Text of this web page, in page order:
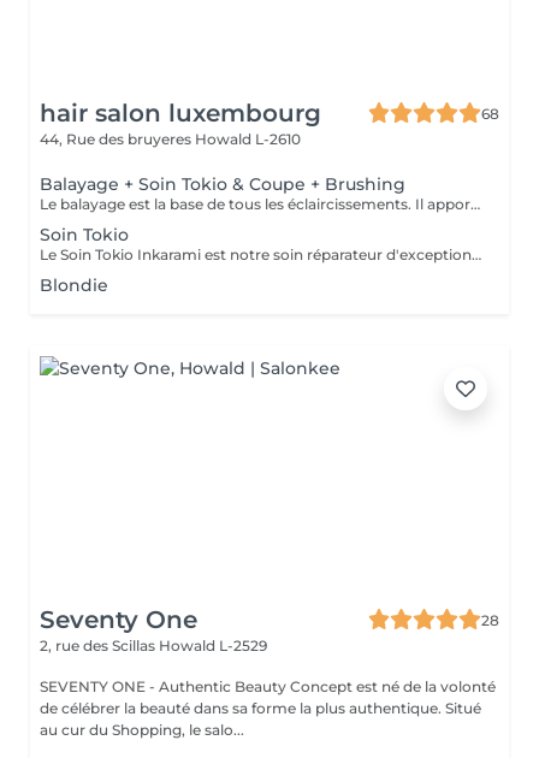
hair salon luxembourg
68
44, Rue des bruyeres Howald L-2610
Balayage + Soin Tokio & Coupe + Brushing
Le balayage est la base de tous les éclaircissements. Il apporte lumière et profondeur grâce à un fondu pouvant aller jusqu'à quatre tons. Réalisé tous les 4 à 6 mois, il constitue la base des mini-balayages et des contourings. Pour un résultat optimal, nous recommandons d'y associer le Soin Tokio Inkarami, notre protocole japonais qui répare la fibre en profondeur, renforce le cheveu et prolonge durablement la beauté et l'éclat de votre balayage.
Soin Tokio
Le Soin Tokio Inkarami est notre soin réparateur d'exception. Grâce à sa technologie japonaise, il répare la fibre en profondeur, apporte une brillance incomparable et laisse les cheveux plus forts, plus doux et visiblement transformés dès la première séance.
Blondie
Seventy One
28
2, rue des Scillas Howald L-2529
SEVENTY ONE - Authentic Beauty Concept est né de la volonté
de célébrer la beauté dans sa forme la plus authentique. Situé
au cur du Shopping, le salo...